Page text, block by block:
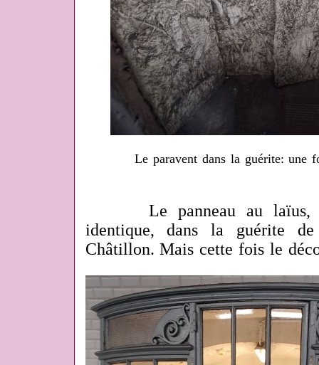
Le paravent dans la guérite: une
Le panneau au laïus,
identique, dans la guérite
Châtillon. Mais cette fois le